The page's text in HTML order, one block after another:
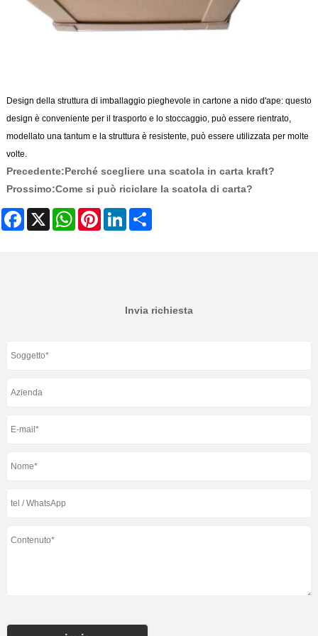
Design della struttura di imballaggio pieghevole in cartone a nido d'ape: questo
design è conveniente per il trasporto e lo stoccaggio, può essere rientrato,
modellato una tantum e la struttura è resistente, può essere utilizzata per molte
volte.
Precedente:Perché scegliere una scatola in carta kraft?
Prossimo:Come si può riciclare la scatola di carta?
Facebook WhatsAppPinterestLinkedIn
Invia richiesta